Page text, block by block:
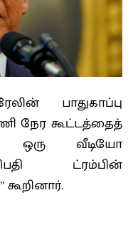
பாதுகாப்பு
நேர கூட்டத்தைத்
ஒரு வீடியோ
ட்ரம்பின்